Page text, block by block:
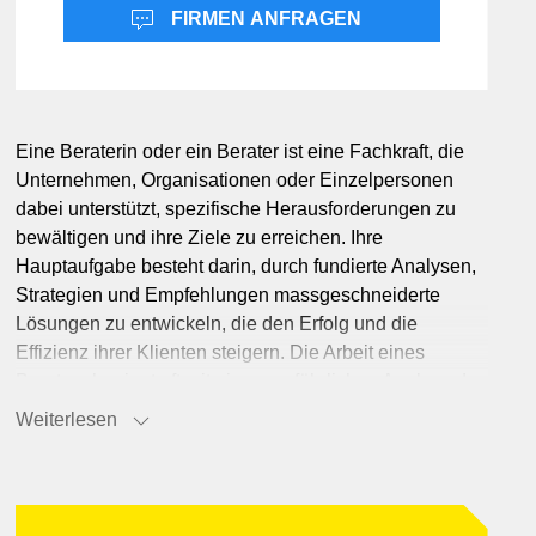
Blumen & Garten
Chemie & Pharma
Design & Medien
Facility Management
Ferien & Reisen
Finanzen & Versicherungen
Freizeit & Unterhaltung
Hotellerie
Informatik & Web
Lebensmittel
FIRMEN ANFRAGEN
Eine Beraterin oder ein Berater ist eine Fachkraft, die
Unternehmen, Organisationen oder Einzelpersonen
dabei unterstützt, spezifische Herausforderungen zu
bewältigen und ihre Ziele zu erreichen. Ihre
Hauptaufgabe besteht darin, durch fundierte Analysen,
Strategien und Empfehlungen massgeschneiderte
Lösungen zu entwickeln, die den Erfolg und die
Effizienz ihrer Klienten steigern. Die Arbeit eines
aktuellen Situation des Klienten. Dies beinhaltet das
Weiterlesen